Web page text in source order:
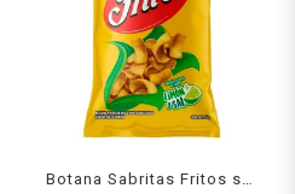
Botana Sabritas Fritos sal